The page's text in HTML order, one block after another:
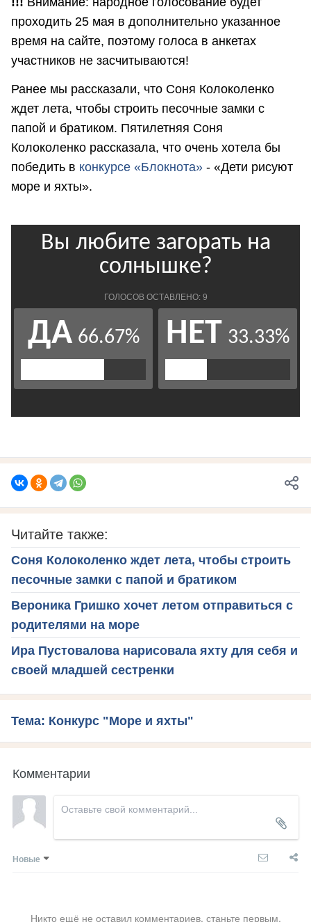
проходить 25 мая в дополнительно указанное
время на сайте, поэтому голоса в анкетах
участников не засчитываются!
Ранее мы рассказали, что Соня Колоколенко
ждет лета, чтобы строить песочные замки с
папой и братиком. Пятилетняя Соня
Колоколенко рассказала, что очень хотела бы
победить в конкурсе «Блокнота» - «Дети рисуют
море и яхты».
Читайте также:
Соня Колоколенко ждет лета, чтобы строить
песочные замки с папой и братиком
Вероника Гришко хочет летом отправиться с
родителями на море
Ира Пустовалова нарисовала яхту для себя и
своей младшей сестренки
Тема: Конкурс "Море и яхты"
Комментарии
Новые
Никто ещё не оставил комментариев, станьте первым.